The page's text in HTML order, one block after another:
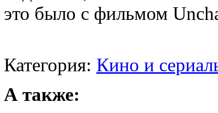
это было с фильмом
Категория: Кино и
А также: